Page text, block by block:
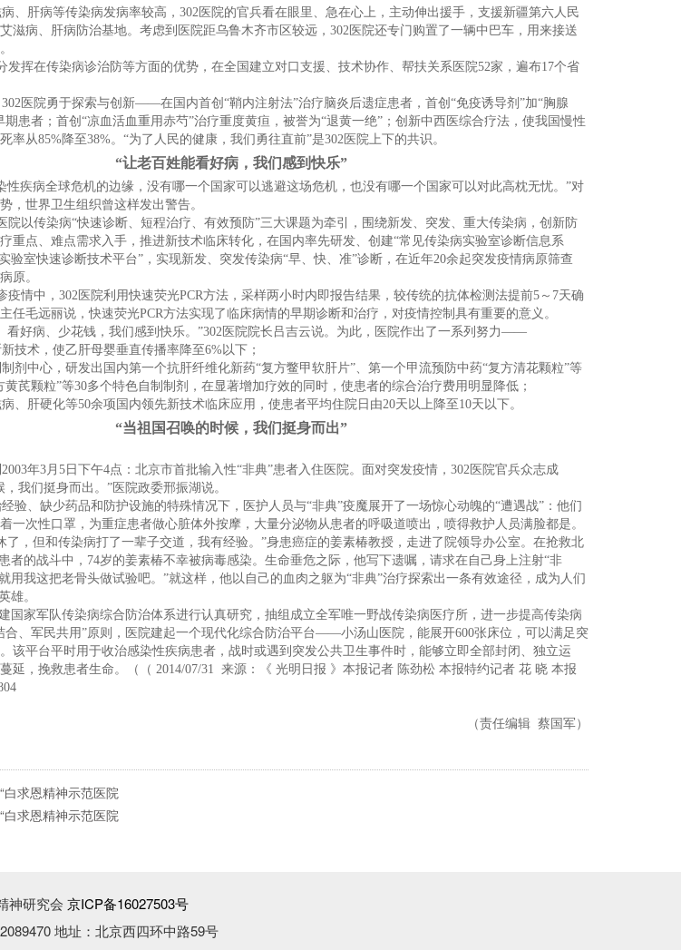
、肝病等传染病发病率较高，302医院的官兵看在眼里、急在心上，主动伸出援手，支援新疆第六人民
滋病、肝病防治基地。考虑到医院距乌鲁木齐市区较远，302医院还专门购置了一辆中巴车，用来接送
挥在传染病诊治防等方面的优势，在全国建立对口支援、技术协作、帮扶关系医院52家，遍布17个省
医院勇于探索与创新——在国内首创“鞘内注射法”治疗脑炎后遗症患者，首创“免疫诱导剂”加“胸腺
期患者；首创“凉血活血重用赤芍”治疗重度黄疸，被誉为“退黄一绝”；创新中西医综合疗法，使我国慢性
率从85%降至38%。“为了人民的健康，我们勇往直前”是302医院上下的共识。
“让老百姓能看好病，我们感到快乐”
疾病全球危机的边缘，没有哪一个国家可以逃避这场危机，也没有哪一个国家可以对此高枕无忧。”对
，世界卫生组织曾这样发出警告。
以传染病“快速诊断、短程治疗、有效预防”三大课题为牵引，围绕新发、突发、重大传染病，创新防
重点、难点需求入手，推进新技术临床转化，在国内率先研发、创建“常见传染病实验室诊断信息系
验室快速诊断技术平台”，实现新发、突发传染病“早、快、准”诊断，在近年20余起突发疫情病原筛查
原。
情中，302医院利用快速荧光PCR方法，采样两小时内即报告结果，较传统的抗体检测法提前5～7天确
任毛远丽说，快速荧光PCR方法实现了临床病情的早期诊断和治疗，对疫情控制具有重要的意义。
好病、少花钱，我们感到快乐。”302医院院长吕吉云说。为此，医院作出了一系列努力——
技术，使乙肝母婴垂直传播率降至6%以下；
剂中心，研发出国内第一个抗肝纤维化新药“复方鳖甲软肝片”、第一个甲流预防中药“复方清花颗粒”等
黄芪颗粒”等30多个特色自制制剂，在显著增加疗效的同时，使患者的综合治疗费用明显降低；
、肝硬化等50余项国内领先新技术临床应用，使患者平均住院日由20天以上降至10天以下。
“当祖国召唤的时候，我们挺身而出”
年3月5日下午4点：北京市首批输入性“非典”患者入住医院。面对突发疫情，302医院官兵众志成
我们挺身而出。”医院政委邢振湖说。
验、缺少药品和防护设施的特殊情况下，医护人员与“非典”疫魔展开了一场惊心动魄的“遭遇战”：他们
一次性口罩，为重症患者做心脏体外按摩，大量分泌物从患者的呼吸道喷出，喷得救护人员满脸都是。
，但和传染病打了一辈子交道，我有经验。”身患癌症的姜素椿教授，走进了院领导办公室。在抢救北
者的战斗中，74岁的姜素椿不幸被病毒感染。生命垂危之际，他写下遗嘱，请求在自己身上注射“非
用我这把老骨头做试验吧。”就这样，他以自己的血肉之躯为“非典”治疗探索出一条有效途径，成为人们
雄。
国家军队传染病综合防治体系进行认真研究，抽组成立全军唯一野战传染病医疗所，进一步提高传染病
合、军民共用”原则，医院建起一个现代化综合防治平台——小汤山医院，能展开600张床位，可以满足突
该平台平时用于收治感染性疾病患者，战时或遇到突发公共卫生事件时，能够立即全部封闭、独立运
延，挽救患者生命。（（ 2014/07/31 来源：《 光明日报 》本报记者 陈劲松 本报特约记者 花 晓 本报
（责任编辑 蔡国军）
白求恩精神示范医院
白求恩精神示范医院
神研究会 京ICP备16027503号
地址：北京西四环中路59号